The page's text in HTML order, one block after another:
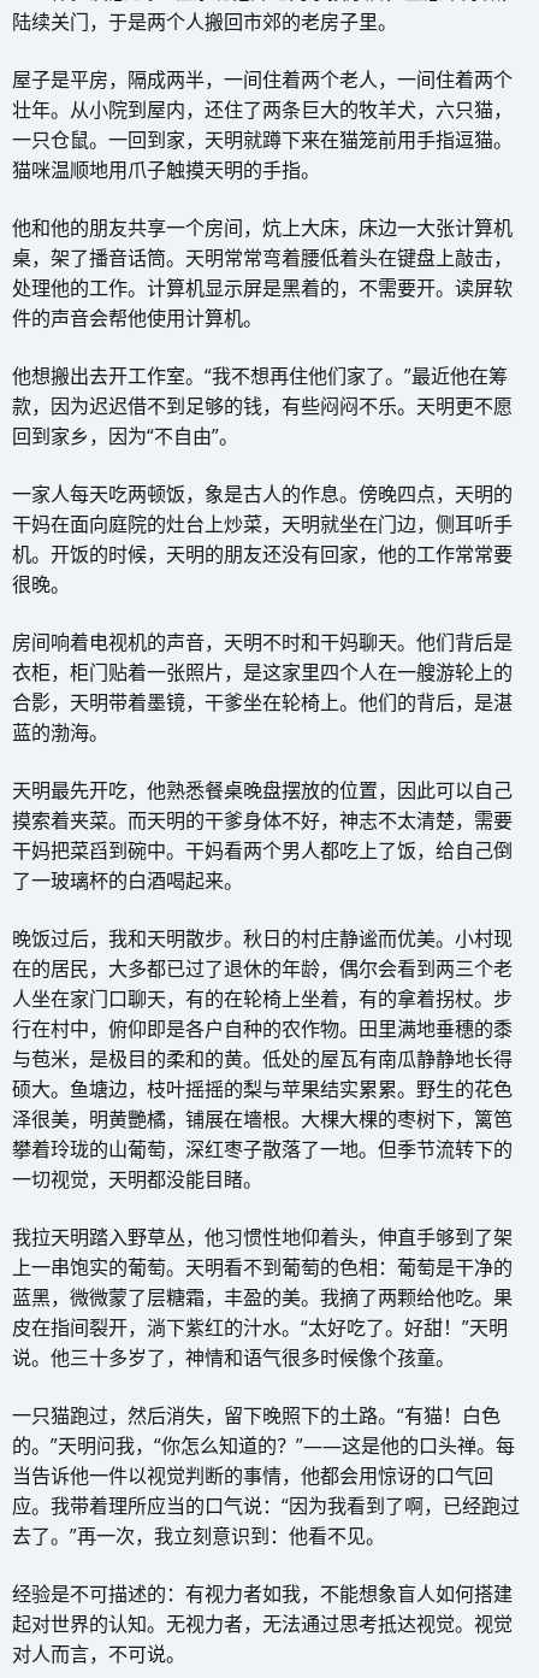
陆续关门，于是两个人搬回市郊的老房子里。
屋子是平房，隔成两半，一间住着两个老人，一间住着两个
壮年。从小院到屋内，还住了两条巨大的牧羊犬，六只猫，
一只仓鼠。一回到家，天明就蹲下来在猫笼前用手指逗猫。
猫咪温顺地用爪子触摸天明的手指。
他和他的朋友共享一个房间，炕上大床，床边一大张计算机
桌，架了播音话筒。天明常常弯着腰低着头在键盘上敲击，
处理他的工作。计算机显示屏是黑着的，不需要开。读屏软
件的声音会帮他使用计算机。
他想搬出去开工作室。“我不想再住他们家了。”最近他在筹
款，因为迟迟借不到足够的钱，有些闷闷不乐。天明更不愿
回到家乡，因为“不自由”。
一家人每天吃两顿饭，象是古人的作息。傍晚四点，天明的
干妈在面向庭院的灶台上炒菜，天明就坐在门边，侧耳听手
机。开饭的时候，天明的朋友还没有回家，他的工作常常要
很晚。
房间响着电视机的声音，天明不时和干妈聊天。他们背后是
衣柜，柜门贴着一张照片，是这家里四个人在一艘游轮上的
合影，天明带着墨镜，干爹坐在轮椅上。他们的背后，是湛
蓝的渤海。
天明最先开吃，他熟悉餐桌晚盘摆放的位置，因此可以自己
摸索着夹菜。而天明的干爹身体不好，神志不太清楚，需要
干妈把菜舀到碗中。干妈看两个男人都吃上了饭，给自己倒
了一玻璃杯的白酒喝起来。
晚饭过后，我和天明散步。秋日的村庄静谧而优美。小村现
在的居民，大多都已过了退休的年龄，偶尔会看到两三个老
人坐在家门口聊天，有的在轮椅上坐着，有的拿着拐杖。步
行在村中，俯仰即是各户自种的农作物。田里满地垂穗的黍
与苞米，是极目的柔和的黄。低处的屋瓦有南瓜静静地长得
硕大。鱼塘边，枝叶摇摇的梨与苹果结实累累。野生的花色
泽很美，明黄艷橘，铺展在墻根。大棵大棵的枣树下，篱笆
攀着玲珑的山葡萄，深红枣子散落了一地。但季节流转下的
一切视觉，天明都没能目睹。
我拉天明踏入野草丛，他习惯性地仰着头，伸直手够到了架
上一串饱实的葡萄。天明看不到葡萄的色相：葡萄是干净的
蓝黑，微微蒙了层糖霜，丰盈的美。我摘了两颗给他吃。果
皮在指间裂开，淌下紫红的汁水。“太好吃了。好甜！”天明
说。他三十多岁了，神情和语气很多时候像个孩童。
一只猫跑过，然后消失，留下晚照下的土路。“有猫！白色
的。”天明问我，“你怎么知道的？”——这是他的口头禅。每
当告诉他一件以视觉判断的事情，他都会用惊讶的口气回
应。我带着理所应当的口气说：“因为我看到了啊，已经跑过
去了。”再一次，我立刻意识到：他看不见。
经验是不可描述的：有视力者如我，不能想象盲人如何搭建
起对世界的认知。无视力者，无法通过思考抵达视觉。视觉
对人而言，不可说。